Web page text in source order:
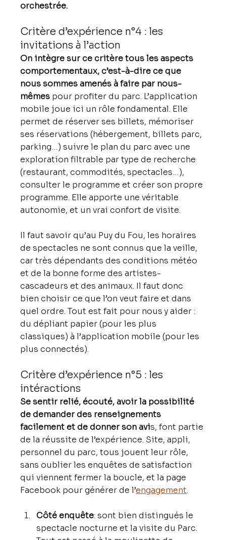
orchestrée.
Critère d’expérience n°4 : les
invitations à l’action
On intègre sur ce critère tous les aspects
comportementaux, c’est-à-dire ce que
nous sommes amenés à faire par nous-
mêmes pour profiter du parc. L’application
mobile joue ici un rôle fondamental. Elle
permet de réserver ses billets, mémoriser
ses réservations (hébergement, billets parc,
parking…) suivre le plan du parc avec une
exploration filtrable par type de recherche
(restaurant, commodités, spectacles…),
consulter le programme et créer son propre
programme. Elle apporte une véritable
autonomie, et un vrai confort de visite.
Il faut savoir qu’au Puy du Fou, les horaires
de spectacles ne sont connus que la veille,
car très dépendants des conditions météo
et de la bonne forme des artistes-
cascadeurs et des animaux. Il faut donc
bien choisir ce que l’on veut faire et dans
quel ordre. Tout est fait pour nous y aider :
du dépliant papier (pour les plus
classiques) à l’application mobile (pour les
plus connectés).
Critère d’expérience n°5 : les
intéractions
Se sentir relié, écouté, avoir la possibilité
de demander des renseignements
facilement et de donner son avis, font partie
de la réussite de l’expérience. Site, appli,
personnel du parc, tous jouent leur rôle,
sans oublier les enquêtes de satisfaction
qui viennent fermer la boucle, et la page
Facebook pour générer de l’engagement.
Côté enquête: sont bien distingués le
spectacle nocturne et la visite du Parc.